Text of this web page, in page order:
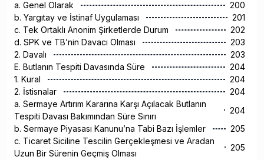
a. Genel Olarak
200
b. Yargıtay ve İstinaf Uygulaması
201
c. Tek Ortaklı Anonim Şirketlerde Durum
202
d. SPK ve TB’nin Davacı Olması
203
2. Davalı
203
E. Butlanın Tespiti Davasında Süre
204
1. Kural
204
2. İstisnalar
204
a. Sermaye Artırım Kararına Karşı Açılacak Butlanın
Tespiti Davası Bakımından Süre Sınırı
204
b. Sermaye Piyasası Kanunu’na Tabi Bazı İşlemler
205
c. Ticaret Siciline Tescilin Gerçekleşmesi ve Aradan
Uzun Bir Sürenin Geçmiş Olması
205